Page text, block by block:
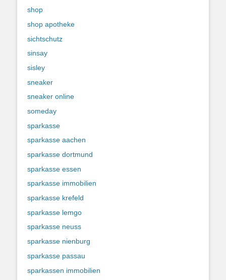
shop
shop apotheke
sichtschutz
sinsay
sisley
sneaker
sneaker online
someday
sparkasse
sparkasse aachen
sparkasse dortmund
sparkasse essen
sparkasse immobilien
sparkasse krefeld
sparkasse lemgo
sparkasse neuss
sparkasse nienburg
sparkasse passau
sparkassen immobilien